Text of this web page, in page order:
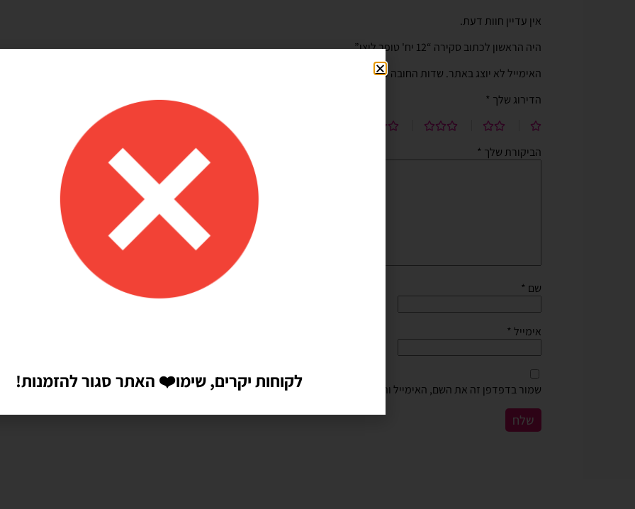
אין עדיין חוות דעת.
היה הראשון לכתוב סקירה “12 יח' טופר ליצן”
האימייל לא יוצג באתר. שדות החובה מסומנים
הדירוג שלך *
הביקורת שלך *
שם *
אימייל *
שמור בדפדפן זה את השם, האימייל והאתר שלי לפעם הבאה שאגיב.
בלוני ריינבאו הפכו להיות חלק קסום בבוקר
טובים ושירות נוח מהיר יעיל ואמין. אפשרות נוחה
לקוחות יקרים, שימו❤️ האתר סגור להזמנות!